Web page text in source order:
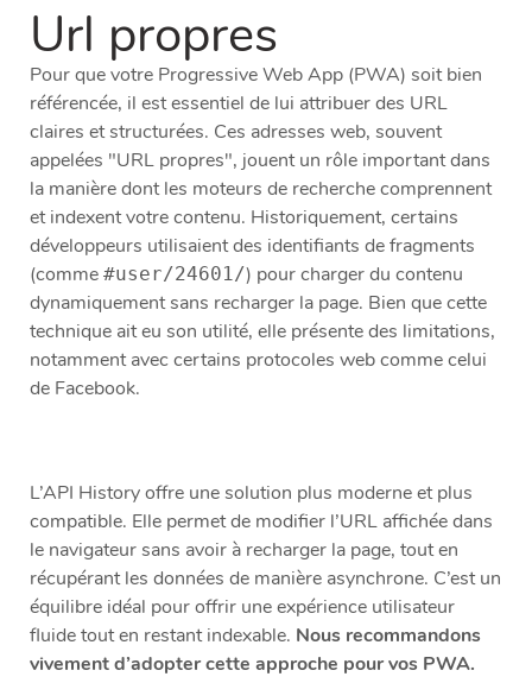
Url propres
Pour que votre Progressive Web App (PWA) soit bien
référencée, il est essentiel de lui attribuer des URL
claires et structurées. Ces adresses web, souvent
appelées "URL propres", jouent un rôle important dans
la manière dont les moteurs de recherche comprennent
et indexent votre contenu. Historiquement, certains
développeurs utilisaient des identifiants de fragments
(comme #user/24601/) pour charger du contenu
dynamiquement sans recharger la page. Bien que cette
technique ait eu son utilité, elle présente des limitations,
notamment avec certains protocoles web comme celui
de Facebook.
L’API History offre une solution plus moderne et plus
compatible. Elle permet de modifier l’URL affichée dans
le navigateur sans avoir à recharger la page, tout en
récupérant les données de manière asynchrone. C’est un
équilibre idéal pour offrir une expérience utilisateur
fluide tout en restant indexable. Nous recommandons
vivement d’adopter cette approche pour vos PWA.